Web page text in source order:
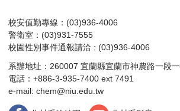
校安值勤專線：(03)936-4006
警衛室：(03)931-7555
校園性別事件通報請洽 : (03)936-4006
系辦地址：260007 宜蘭縣宜蘭市神農路一段
電話：+886-3-935-7400 ext 7491
e-mail: chem@niu.edu.tw